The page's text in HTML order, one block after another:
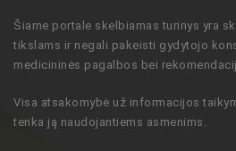
Šiame portale skelbiamas turinys yra
tikslams ir negali pakeisti gydytojo
medicininės pagalbos bei
Visa atsakomybė už informacijos
tenka ją naudojantiems asmenims.